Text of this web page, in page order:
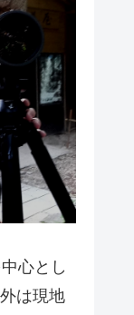
心とし
は現地